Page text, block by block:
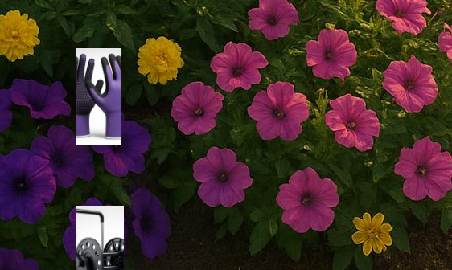
Guanti da raccolta per frutta di
fine estate: come scegliere il
modello giusto per mele,
prugne e fichi
Carrelli avvolgitubo verticali o
orizzontali? come scegliere il
modello giusto per il tuo
giardino